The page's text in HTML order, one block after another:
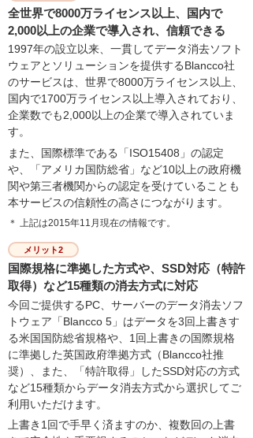
全世界で8000万ライセンス以上、国内で
2,000以上の企業で導入され、信頼できる
1997年の設立以来、一貫してデータ消去ソフト
ウェアとソリューションを提供するBlancco社
のサービスは、世界で8000万ライセンス以上、
国内で1700万ライセンス以上導入されており、
企業数でも2,000以上の企業で導入されていま
す。
また、国際標準である「ISO15408」の認定
や、「アメリカ国防総省」など10以上の政府機
関や第三者機関からの認定を受けていることも
本サービスの信頼性の高さにつながります。
＊ 上記は2015年11月現在の情報です。
メリット2
国際規格に準拠した方式や、SSD対応（特許
取得）など15種類の消去方式に対応
今回ご提供するPC、サーバーのデータ消去ソフ
トウェア「Blancco 5」はデータを3回上書きす
る米国国防総省規格や、1回上書きの国際規格
に準拠した英国政府準拠方式（Blancco社推
奨）、また、「特許取得」したSSD対応の方式
など15種類からデータ消去方式から選択してご
利用いただけます。
上書き1回で手早く済ますのか、複数回の上書